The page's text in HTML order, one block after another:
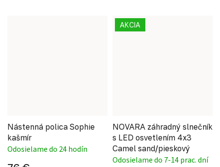
Nástenná polica Sophie
kašmír
Odosielame do 24 hodín
AKCIA
NOVARA záhradný slnečník
s LED osvetlením 4x3
Camel sand/pieskový
Odosielame do 7-14 prac. dní